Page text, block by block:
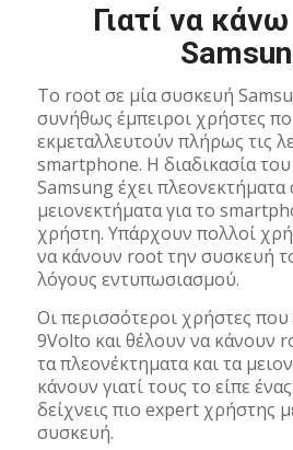
Γιατί να
To root σε μία συσκευή
συνήθως έμπειροι χρήστες
εκμεταλλευτούν πλήρως τις
smartphone. Η διαδικασία
Samsung έχει πλεονεκτήματα
μειονεκτήματα για το
χρήστη. Υπάρχουν πολλοί
να κάνουν root την συσκευή
λόγους εντυπωσιασμού.
Οι περισσότεροι χρήστες που
9Volto και θέλουν να κάνουν
τα πλεονέκτηματα και τα
κάνουν γιατί τους το είπε
δείχνεις πιο expert χρήστης
συσκευή.